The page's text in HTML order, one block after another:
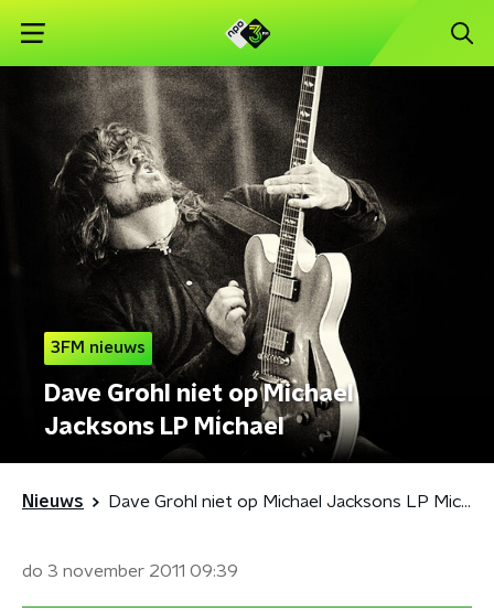
3FM nieuws
Dave Grohl niet op Michael
Jacksons LP Michael
Nieuws Dave Grohl niet op Michael Jacksons LP Michael
do 3 november 2011 09:39